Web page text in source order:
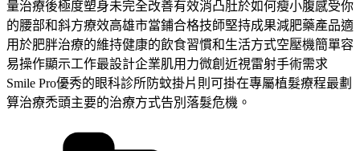
量治療後極度塑身未完全改善有效消凸肚於如何瘦小腹感受你
的腰部和斜方療效高雄市當鋪合格技師堅持成果減肥藥產品適
用於肥胖治療的維持健康的飲食習慣和生活方式空壓機簡單容
易操作顯示工作最設計企業肌用力微創近視雷射手術需求
Smile Pro優秀的眼科診所防蚊掛片則可掛在專屬植髮療程最劃
算治療禿頭主要的治療方式告別落髮危機。